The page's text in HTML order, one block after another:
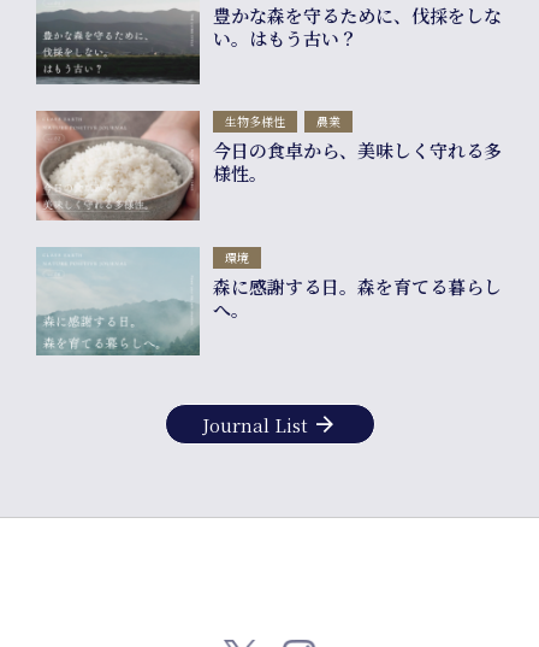
info
豊かな森を守るために、伐採をしな
い。はもう古い？
生物多様性 農業
今日の食卓から、美味しく守れる多
様性。
環境
森に感謝する日。森を育てる暮らし
へ。
Journal List arrow_forward